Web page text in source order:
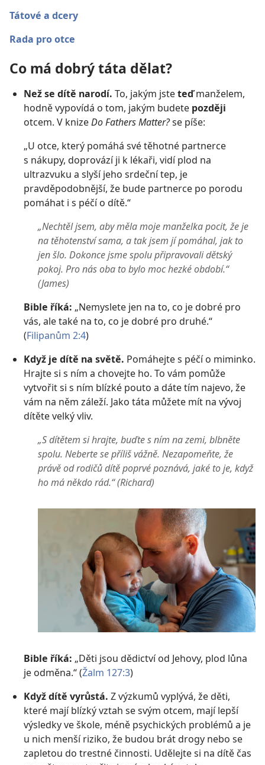
Tátové a dcery
Rada pro otce
Co má dobrý táta dělat?
Než se dítě narodí. To, jakým jsteteďmanželem,
hodně vypovídá o tom, jakým budete později
otcem. V knizeDo Fathers Matter?se píše:
„U otce, který pomáhá své těhotné partnerce
s nákupy, doprovází ji k lékaři, vidí plod na
ultrazvuku a slyší jeho srdeční tep, je
pravděpodobnější, že bude partnerce po porodu
pomáhat i s péčí o dítě.“
„Nechtěl jsem, aby měla moje manželka pocit, že je
na těhotenství sama, a tak jsem jí pomáhal, jak to
jen šlo. Dokonce jsme spolu připravovali dětský
pokoj. Pro nás oba to bylo moc hezké období.“
(James)
Bible říká: „Nemyslete jen na to, co je dobré pro
vás, ale také na to, co je dobré pro druhé.“
(Filipanům 2:4)
Když je dítě na světě. Pomáhejte s péčí o miminko.
Hrajte si s ním a chovejte ho. To vám pomůže
vytvořit si s ním blízké pouto a dáte tím najevo, že
vám na něm záleží. Jako táta můžete mít na vývoj
dítěte velký vliv.
„S dítětem si hrajte, buďte s ním na zemi, blbněte
spolu. Neberte se příliš vážně. Nezapomeňte, že
právě od rodičů dítě poprvé poznává, jaké to je, když
ho má někdo rád.“ (Richard)
Bible říká: „Děti jsou dědictví od Jehovy, plod lůna
je odměna.“ (Žalm 127:3)
Když dítě vyrůstá. Z výzkumů vyplývá, že děti,
které mají blízký vztah se svým otcem, mají lepší
výsledky ve škole, méně psychických problémů a je
u nich menší riziko, že budou brát drogy nebo se
zapletou do trestné činnosti. Udělejte si na dítě čas